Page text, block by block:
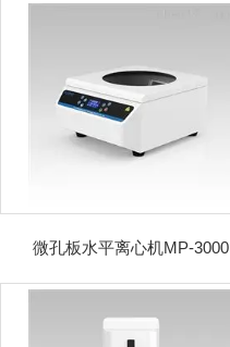
微孔板水平离心机MP-3000